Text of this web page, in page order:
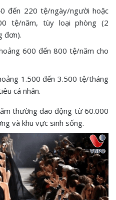
đến 220 tệ/ngày/người hoặc
tệ/năm, tùy loại phòng (2
đơn).
600 đến 800 tệ/năm cho
1.500 đến 3.500 tệ/tháng
cá nhân.
thường dao động từ 60.000
và khu vực sinh sống.